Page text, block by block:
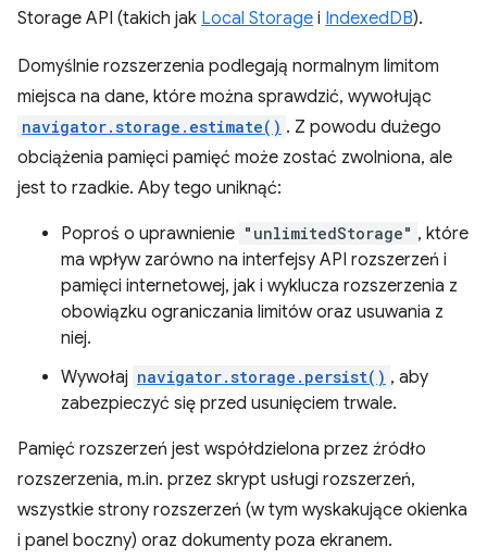
Storage API (takich jak Local Storage i IndexedDB).
Domyślnie rozszerzenia podlegają normalnym limitom
miejsca na dane, które można sprawdzić, wywołując
navigator.storage.estimate() . Z powodu dużego
obciążenia pamięci pamięć może zostać zwolniona, ale
jest to rzadkie. Aby tego uniknąć:
Poproś o uprawnienie "unlimitedStorage" , które
ma wpływ zarówno na interfejsy API rozszerzeń i
pamięci internetowej, jak i wyklucza rozszerzenia z
obowiązku ograniczania limitów oraz usuwania z
niej.
Wywołaj navigator.storage.persist() , aby
zabezpieczyć się przed usunięciem trwale.
Pamięć rozszerzeń jest współdzielona przez źródło
rozszerzenia, m.in. przez skrypt usługi rozszerzeń,
wszystkie strony rozszerzeń (w tym wyskakujące okienka
i panel boczny) oraz dokumenty poza ekranem.